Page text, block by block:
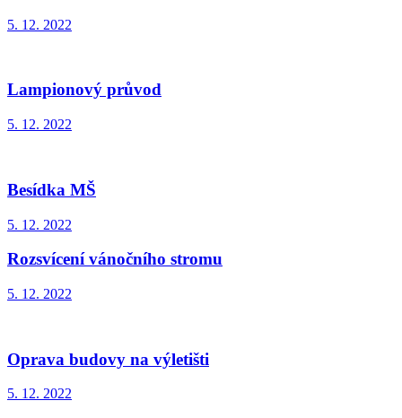
5. 12. 2022
Lampionový průvod
5. 12. 2022
Besídka MŠ
5. 12. 2022
Rozsvícení vánočního stromu
5. 12. 2022
Oprava budovy na výletišti
5. 12. 2022